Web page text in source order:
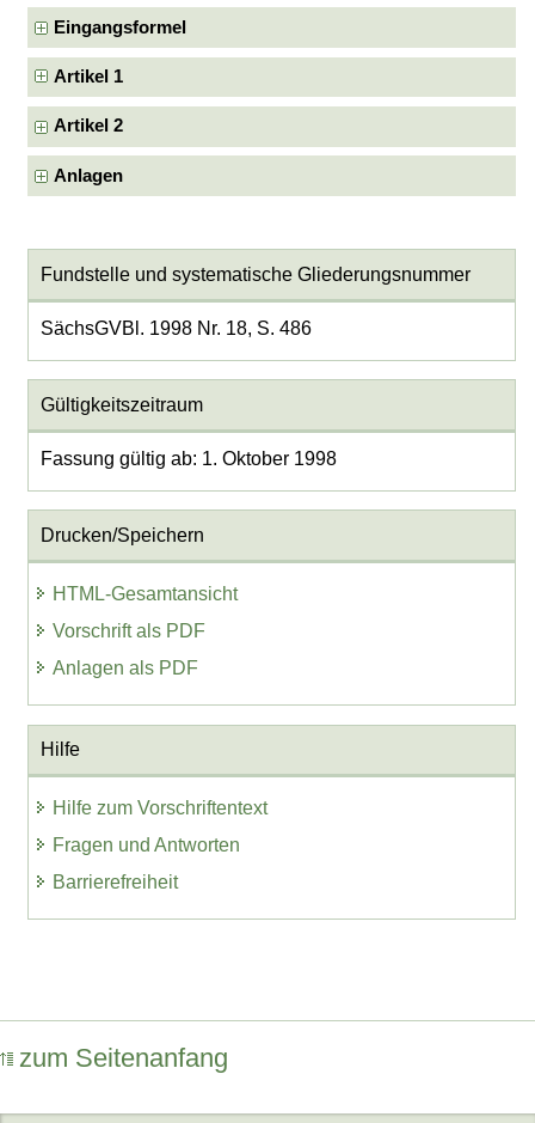
Eingangsformel
Artikel 1
Artikel 2
Anlagen
Fundstelle und systematische Gliederungsnummer
SächsGVBl. 1998 Nr. 18, S. 486
Gültigkeitszeitraum
Fassung gültig ab: 1. Oktober 1998
Drucken/Speichern
HTML-Gesamtansicht
Vorschrift als PDF
Anlagen als PDF
Hilfe
Hilfe zum Vorschriftentext
Fragen und Antworten
Barrierefreiheit
zum Seitenanfang